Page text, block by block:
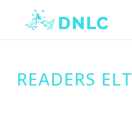
READERS ELT